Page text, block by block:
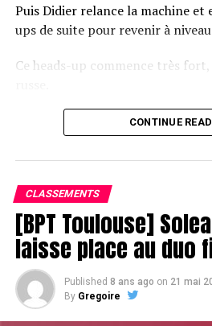
Puis Didier relance la machine et
ups de suite pour revenir à
Ce heads-up commence très
Le champagne va réchauffer si les deux
CONTINUE
CLASSEMENTS
[BPT Toulouse]
laisse place au duo
Published 8 ans ago on 21 mai
By Gregoire